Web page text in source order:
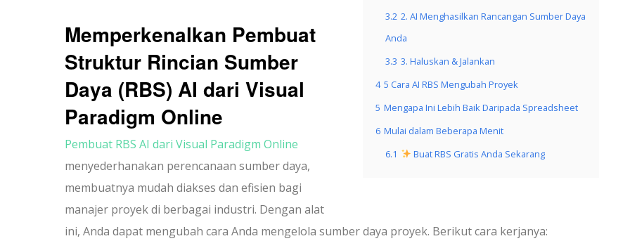
3.2 2. AI Menghasilkan Rancangan Sumber Daya
Anda
3.3 3. Haluskan & Jalankan
4 5 Cara AI RBS Mengubah Proyek
5 Mengapa Ini Lebih Baik Daripada Spreadsheet
6 Mulai dalam Beberapa Menit
6.1
Buat RBS Gratis Anda Sekarang
Memperkenalkan Pembuat
Struktur Rincian Sumber
Daya (RBS) AI dari Visual
Paradigm Online
Pembuat RBS AI dari Visual Paradigm Online
menyederhanakan perencanaan sumber daya,
membuatnya mudah diakses dan efisien bagi
manajer proyek di berbagai industri. Dengan alat
ini, Anda dapat mengubah cara Anda mengelola sumber daya proyek. Berikut cara kerjanya: